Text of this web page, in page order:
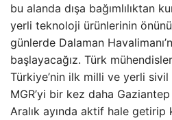
bu alanda dışa bağımlılıktan
yerli teknoloji ürünlerinin
günlerde Dalaman
başlayacağız. Türk
Türkiye’nin ilk milli ve yerli
MGR’yi bir kez daha
Aralık ayında aktif hale getirip